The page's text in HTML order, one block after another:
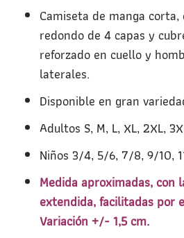
Camiseta de manga corta,
redondo de 4 capas y
reforzado en cuello y
laterales.
Disponible en gran
Adultos S, M, L, XL, 2XL,
Niños 3/4, 5/6, 7/8, 9/10,
Medida aproximadas, con
extendida, facilitadas por
Variación +/- 1,5 cm.